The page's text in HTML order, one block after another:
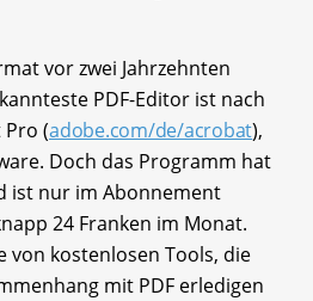
vor zwei Jahrzehnten
PDF-Editor ist nach
(adobe.com/de/acrobat),
Doch das Programm hat
ist nur im Abonnement
24 Franken im Monat.
von kostenlosen Tools, die
mit PDF erledigen